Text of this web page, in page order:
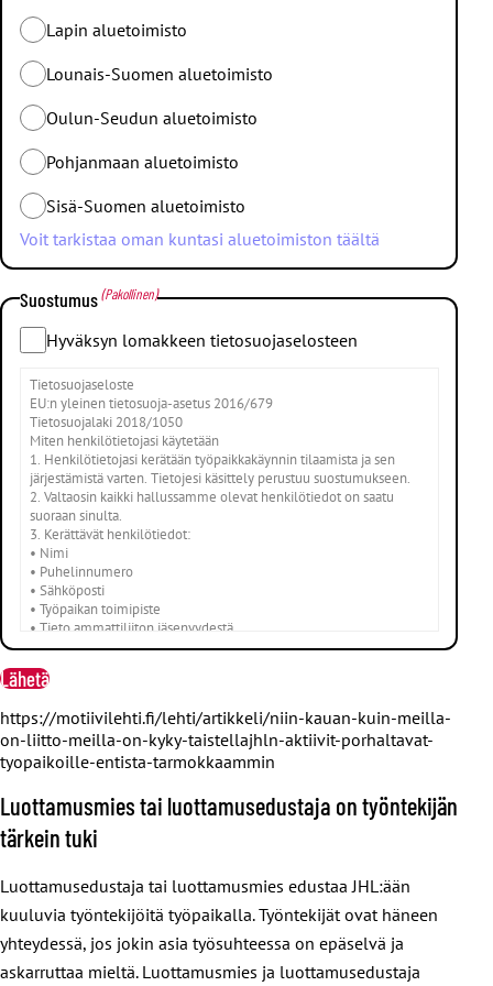
kannustimet@jhl.fi
Pisteitä voi käyttää ainoastaan JHL-bonuspalkintoihin.
Järjestelmän säännöt löytyvät
JHL-bonuspalkinnot -sivuilta
kohdasta
Lapin aluetoimisto
Lounais-Suomen aluetoimisto
Oulun-Seudun aluetoimisto
Pohjanmaan aluetoimisto
Sisä-Suomen aluetoimisto
Voit tarkistaa oman kuntasi aluetoimiston täältä
Suostumus (Pakollinen)
Hyväksyn lomakkeen tietosuojaselosteen
Tietosuojaseloste
EU:n yleinen tietosuoja-asetus 2016/679
Tietosuojalaki 2018/1050
Miten henkilötietojasi käytetään
1. Henkilötietojasi kerätään työpaikkakäynnin tilaamista ja sen
järjestämistä varten. Tietojesi käsittely perustuu suostumukseen.
2. Valtaosin kaikki hallussamme olevat henkilötiedot on saatu
suoraan sinulta.
3. Kerättävät henkilötiedot:
• Nimi
• Puhelinnumero
• Sähköposti
• Työpaikan toimipiste
• Tieto ammattiliiton jäsenyydestä
4. Suojaamme henkilötietojasi käyttämällä monia, tehokkaita
tietoturvan menetelmiä.
5. JHL:n käyttämät alihankkijat käsittelevät henkilötietoja palvelun
riittävästä tietosuojan tasosta ja käsittelyn lainmukaisuudesta.
6. Tietosuojaselosteen hyväksymällä annat suostumuksesi kerätä
erityisiä (arkaluonteisia) henkilötietojasi. Tällainen tieto on tieto
7. Kun käsittelemme tietojasi, jotka edellyttävät suostumustasi,
sinulla on oikeus peruuttaa suostumuksesi koska tahansa.
8. Henkilötietoja ei luovuteta eikä siirretä Euroopan unionin tai
Euroopan talousalueen ulkopuolelle
10. Henkilötietojasi säilytetään niin kauan kuin työpaikkakäynnin
järjestelyt sitä edellyttävät, mutta enintään 6 kuukautta.
11. Pyrimme pitämään henkilötietosi aina oikeina ja ajantasaisina.
Otathan huomioon, että sinulla on jaettu vastuu henkilötietojesi
ajan tasalla pitämisessä.
https://motiivilehti.fi/lehti/artikkeli/niin-kauan-kuin-meilla-
on-liitto-meilla-on-kyky-taistellajhln-aktiivit-porhaltavat-
tyopaikoille-entista-tarmokkaammin
Luottamusmies tai luottamusedustaja on työntekijän
tärkein tuki
Luottamusedustaja tai luottamusmies edustaa JHL:ään
kuuluvia työntekijöitä työpaikalla. Työntekijät ovat häneen
yhteydessä, jos jokin asia työsuhteessa on epäselvä ja
askarruttaa mieltä. Luottamusmies ja luottamusedustaja